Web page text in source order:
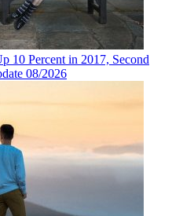
10 Percent in 2017, Second
08/2026